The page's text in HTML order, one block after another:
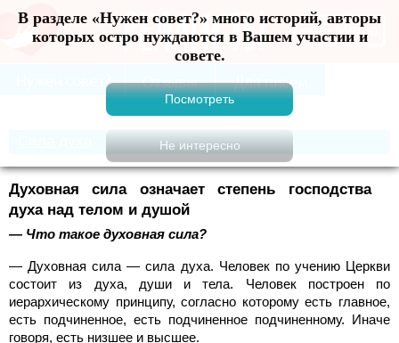
В разделе «Нужен совет?» много историй, авторы
которых остро нуждаются в Вашем участии и
совете.
Меню
Духовная сила означает степень господства
духа над телом и душой
— Что такое духовная сила?
— Духовная сила — сила духа. Человек по учению Церкви
состоит из духа, души и тела. Человек построен по
иерархическому принципу, согласно которому есть главное,
есть подчиненное, есть подчиненное подчиненному. Иначе
говоря, есть низшее и высшее.